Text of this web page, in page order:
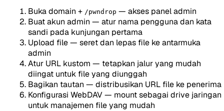
Buka domain + /pwndrop — akses panel admin
Buat akun admin — atur nama pengguna dan kata
sandi pada kunjungan pertama
Upload file — seret dan lepas file ke antarmuka
admin
Atur URL kustom — tetapkan jalur yang mudah
diingat untuk file yang diunggah
Bagikan tautan — distribusikan URL file ke penerima
Konfigurasi WebDAV — mount sebagai drive jaringan
untuk manajemen file yang mudah